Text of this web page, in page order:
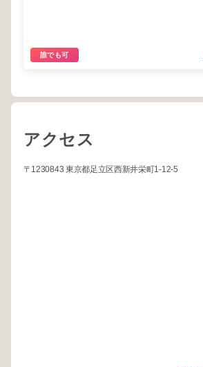
誰でも可
アクセス
〒1230843 東京都足立区西新井栄町1-12-5